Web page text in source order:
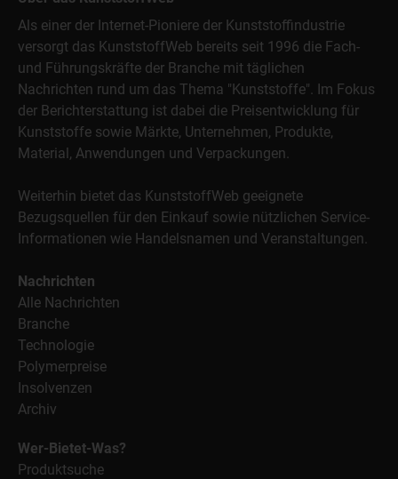
Als einer der Internet-Pioniere der Kunststoffindustrie
versorgt das KunststoffWeb bereits seit 1996 die Fach-
und Führungskräfte der Branche mit täglichen
Nachrichten rund um das Thema "Kunststoffe". Im Fokus
der Berichterstattung ist dabei die Preisentwicklung für
Kunststoffe sowie Märkte, Unternehmen, Produkte,
Material, Anwendungen und Verpackungen.
Weiterhin bietet das KunststoffWeb geeignete
Bezugsquellen für den Einkauf sowie nützlichen Service-
Informationen wie Handelsnamen und Veranstaltungen.
Nachrichten
Alle Nachrichten
Branche
Technologie
Polymerpreise
Insolvenzen
Archiv
Wer-Bietet-Was?
Produktsuche